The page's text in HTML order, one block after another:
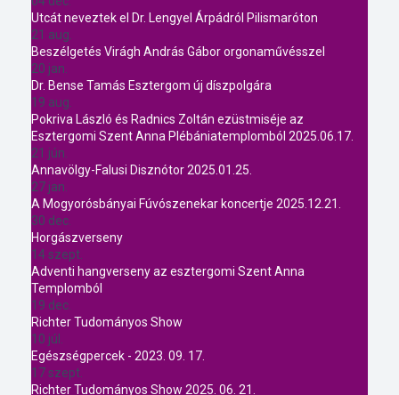
Utcát neveztek el Dr. Lengyel Árpádról Pilismaróton
21 aug.
Beszélgetés Virágh András Gábor orgonaművésszel
20 jan.
Dr. Bense Tamás Esztergom új díszpolgára
19 aug.
Pokriva László és Radnics Zoltán ezüstmiséje az
Esztergomi Szent Anna Plébániatemplomból 2025.06.17.
21 jún.
Annavölgy-Falusi Disznótor 2025.01.25.
27 jan.
A Mogyorósbányai Fúvószenekar koncertje 2025.12.21.
30 dec.
Horgászverseny
14 szept.
Adventi hangverseny az esztergomi Szent Anna
Templomból
19 dec.
Richter Tudományos Show
10 júl.
Egészségpercek - 2023. 09. 17.
17 szept.
Richter Tudományos Show 2025. 06. 21.